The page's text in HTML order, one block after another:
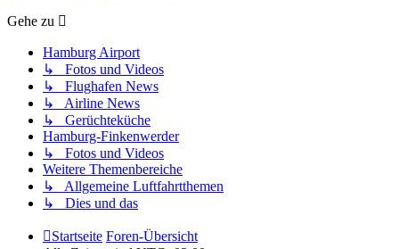
Gehe zu
Hamburg Airport
↳ Fotos und Videos
↳ Flughafen News
↳ Airline News
↳ Gerüchteküche
Hamburg-Finkenwerder
↳ Fotos und Videos
Weitere Themenbereiche
↳ Allgemeine Luftfahrtthemen
↳ Dies und das
Startseite Foren-Übersicht